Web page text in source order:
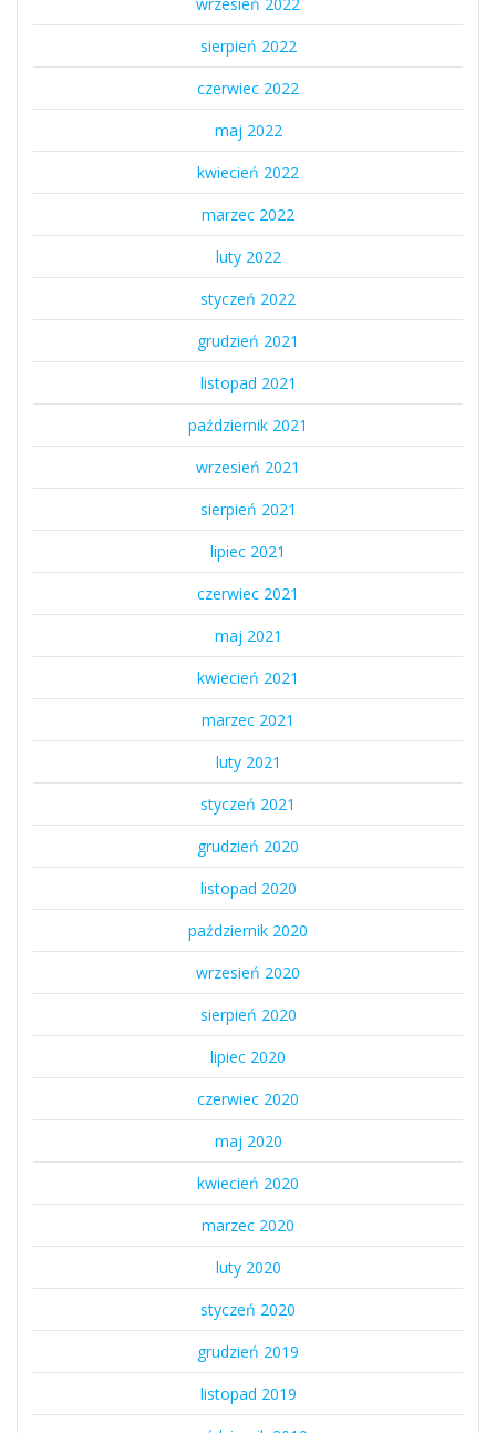
sierpień 2022
czerwiec 2022
maj 2022
kwiecień 2022
marzec 2022
luty 2022
styczeń 2022
grudzień 2021
listopad 2021
październik 2021
wrzesień 2021
sierpień 2021
lipiec 2021
czerwiec 2021
maj 2021
kwiecień 2021
marzec 2021
luty 2021
styczeń 2021
grudzień 2020
listopad 2020
październik 2020
wrzesień 2020
sierpień 2020
lipiec 2020
czerwiec 2020
maj 2020
kwiecień 2020
marzec 2020
luty 2020
styczeń 2020
grudzień 2019
listopad 2019